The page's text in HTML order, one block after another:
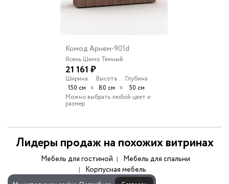
Комод Арнем-901d
Ясень Шимо Темный
21 161 ₽
Ширина
150 см х
Высота
80 см х
Глубина
50 см
Можно выбрать любой цвет и
размер
Лидеры продаж на похожих витринах
Мебель для гостиной
Мебель для спальни
Корпусная мебель